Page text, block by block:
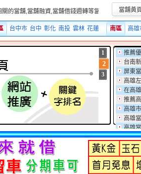
融資,當舖借錢週轉等當舖融資借錢訊息,集合全省
當舖黃頁
台中市 台中 彰化 南投 雲林 花蓮 南區 高雄
1
2
3
推薦
台南
屏東
高雄
在高
高雄
高雄
高雄
推薦
台南
屏東